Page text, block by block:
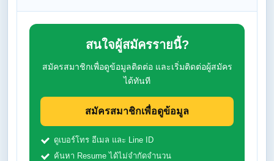
สนใจผู้สมัครรายนี้?
สมัครสมาชิกเพื่อดูข้อมูลติดต่อ และเริ่มติดต่อผู้สมัคร
ได้ทันที
สมัครสมาชิกเพื่อดูข้อมูล
ดูเบอร์โทร อีเมล และ Line ID
ค้นหา Resume ได้ไม่จำกัดจำนวน